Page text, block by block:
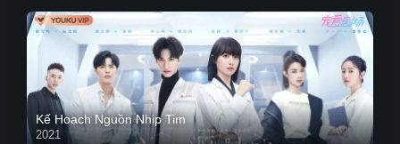
Kế Hoạch Nguồn Nhịp Tim
2021